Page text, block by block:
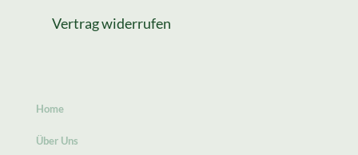
Vertrag widerrufen
Home
Über Uns